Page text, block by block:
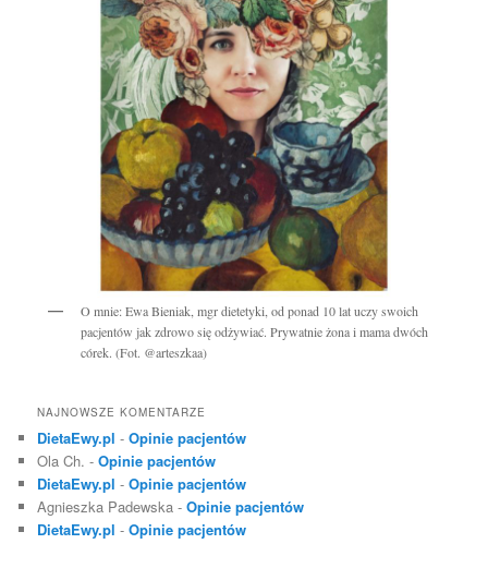
O mnie: Ewa Bieniak, mgr dietetyki, od ponad 10 lat uczy swoich
pacjentów jak zdrowo się odżywiać. Prywatnie żona i mama dwóch
córek. (Fot. @arteszkaa)
NAJNOWSZE KOMENTARZE
DietaEwy.pl -Opinie pacjentów
Ola Ch. -Opinie pacjentów
DietaEwy.pl -Opinie pacjentów
Agnieszka Padewska -Opinie pacjentów
DietaEwy.pl -Opinie pacjentów